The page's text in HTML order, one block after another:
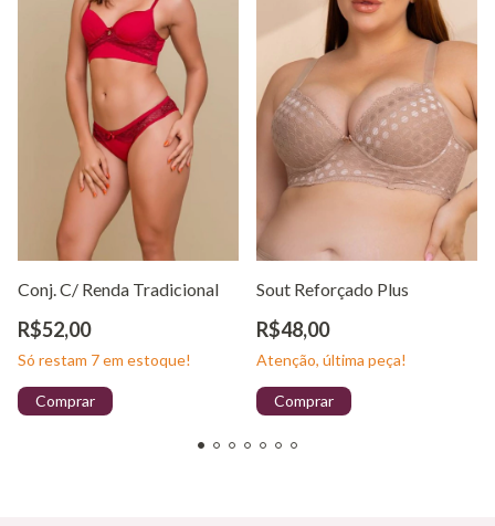
Conj. C/ Renda Tradicional
R$52,00
Só restam 7em estoque!
Comprar
Sout Reforçado Plus
R$48,00
Atenção, última peça!
Comprar